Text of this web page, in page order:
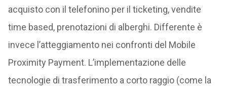
acquisto con il telefonino per il ticketing, vendite
time based, prenotazioni di alberghi. Differente è
invece l’atteggiamento nei confronti del Mobile
Proximity Payment. L’implementazione delle
tecnologie di trasferimento a corto raggio (come la